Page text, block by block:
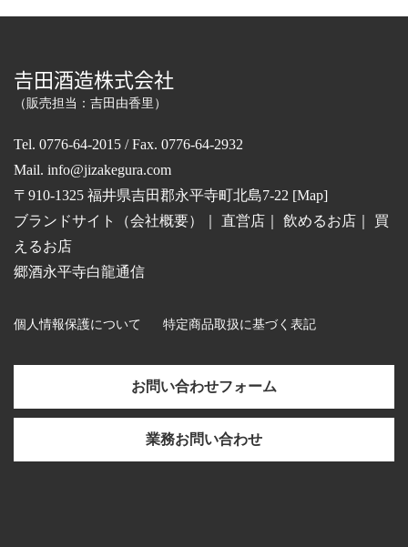
𠮷田酒造株式会社
（販売担当：吉田由香里）
Tel. 0776-64-2015 / Fax. 0776-64-2932
Mail. info@jizakegura.com
〒910-1325 福井県吉田郡永平寺町北島7-22 [Map]
ブランドサイト（会社概要）
直営店 飲めるお店
買
えるお店
郷酒永平寺白龍通信
個人情報保護について 特定商品取扱に基づく表記
お問い合わせフォーム
業務お問い合わせ